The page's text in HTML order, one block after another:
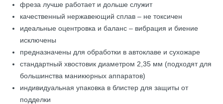
фреза лучше работает и дольше служит
качественный нержавеющий сплав – не токсичен
идеальные оцентровка и баланс – вибрация и биение
исключены
предназначены для обработки в автоклаве и сухожаре
стандартный хвостовик диаметром 2,35 мм (подходят для
большинства маникюрных аппаратов)
индивидуальная упаковка в блистер для защиты от
подделки